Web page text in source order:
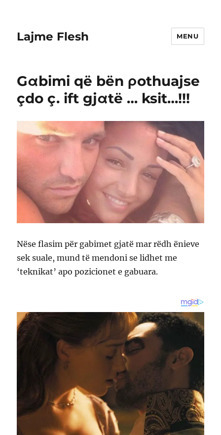
Lajme Flesh MENU
Gαbimi që bën ρothuajse
çdo ç. ift gjαtë … ksit…!!!
Nëse flasim për gabimet gjatë mar rëdh ënieve
sek suale, mund të mendoni se lidhet me
‘teknikat’ apo pozicionet e gabuara.